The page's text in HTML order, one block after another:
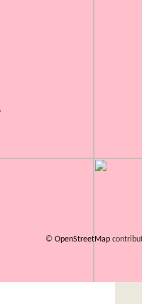
© OpenStreetMap